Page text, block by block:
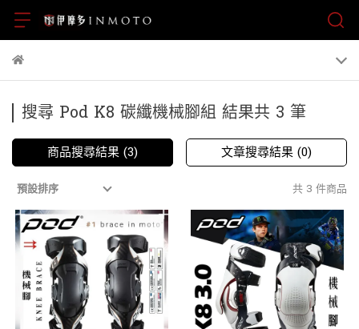
搜尋 Pod K8 碳纖機械腳組 結果共 3 筆
商品搜尋結果 (3) 文章搜尋結果 (0)
預設排序 共 3 件商品